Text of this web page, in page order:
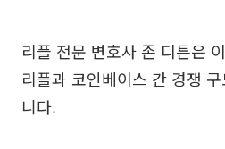
리플 전문 변호사 존 디튼은
리플과 코인베이스 간 경쟁
니다.